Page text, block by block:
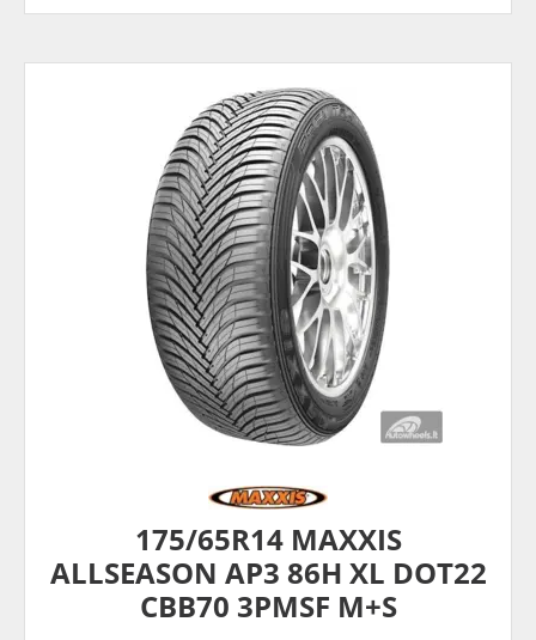
175/65R14 MAXXIS
ALLSEASON AP3 86H XL DOT22
CBB70 3PMSF M+S